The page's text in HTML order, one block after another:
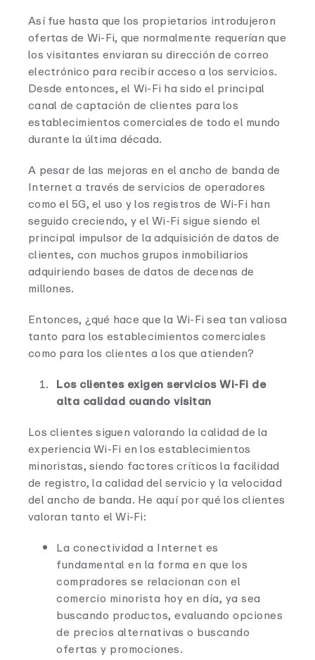
Así fue hasta que los propietarios introdujeron
ofertas de Wi-Fi, que normalmente requerían que
los visitantes enviaran su dirección de correo
electrónico para recibir acceso a los servicios.
Desde entonces, el Wi-Fi ha sido el principal
canal de captación de clientes para los
establecimientos comerciales de todo el mundo
durante la última década.
A pesar de las mejoras en el ancho de banda de
Internet a través de servicios de operadores
como el 5G, el uso y los registros de Wi-Fi han
seguido creciendo, y el Wi-Fi sigue siendo el
principal impulsor de la adquisición de datos de
clientes, con muchos grupos inmobiliarios
adquiriendo bases de datos de decenas de
millones.
Entonces, ¿qué hace que la Wi-Fi sea tan valiosa
tanto para los establecimientos comerciales
como para los clientes a los que atienden?
Los clientes exigen servicios Wi-Fi de
alta calidad cuando visitan
Los clientes siguen valorando la calidad de la
experiencia Wi-Fi en los establecimientos
minoristas, siendo factores críticos la facilidad
de registro, la calidad del servicio y la velocidad
del ancho de banda. He aquí por qué los clientes
valoran tanto el Wi-Fi:
La conectividad a Internet es
fundamental en la forma en que los
compradores se relacionan con el
comercio minorista hoy en día, ya sea
buscando productos, evaluando opciones
de precios alternativas o buscando
ofertas y promociones.